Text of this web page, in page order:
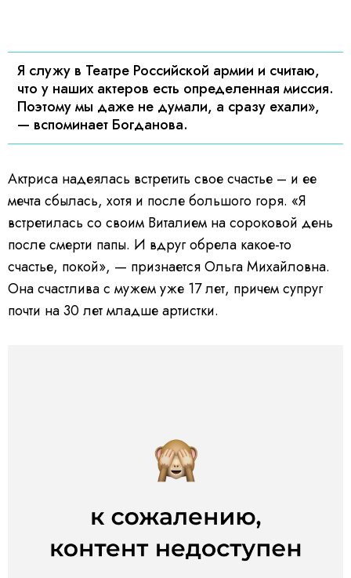
Я служу в Театре Российской армии и считаю,
что у наших актеров есть определенная миссия.
Поэтому мы даже не думали, а сразу ехали»,
— вспоминает Богданова.
Актриса надеялась встретить свое счастье – и ее
мечта сбылась, хотя и после большого горя. «Я
встретилась со своим Виталием на сороковой день
после смерти папы. И вдруг обрела какое-то
счастье, покой», — признается Ольга Михайловна.
Она счастлива с мужем уже 17 лет, причем супруг
почти на 30 лет младше артистки.